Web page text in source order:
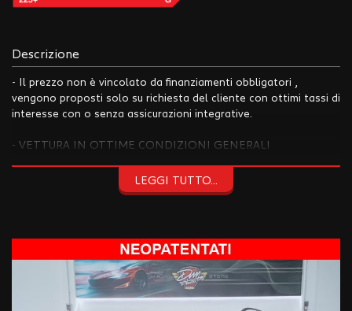
Descrizione
- Il prezzo non è vincolato da finanziamenti obbligatori ,
vengono proposti solo su richiesta del cliente con ottimi tassi di
interesse con o senza assicurazioni integrative.
- VETTURA IN OTTIME CONDIZIONI GENERALI
- TAGLIANDO,CONTROLLO GENERALE, LAVAGGIO,
IGIENIZZAZIONE INCLUSI NEL PREZZO
AL 36 MESI
- Valutiamo la permuta del tuo usato (DOPO VISIONE E PROVA
DELLO STESSO)
LEGGI TUTTO...